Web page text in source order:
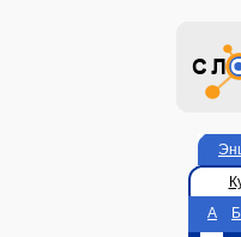
А
Б